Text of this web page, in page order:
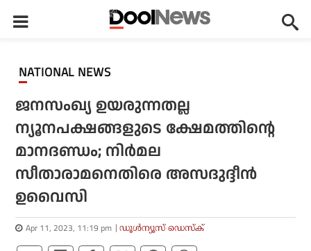
NATIONAL NEWS
ജനസംഖ്യ ഉയരുന്നതല്ല
ന്യൂനപക്ഷങ്ങളുടെ ക്ഷേമത്തിന്റെ
മാനദണ്ഡം; നിര്‍മല
സീതാരാമനെതിരെ അസദുദ്ദീന്‍
ഉവൈസി
Apr 11, 2023, 11:19 pm ഡൂള്‍ന്യൂസ് ഡെസ്‌ക്